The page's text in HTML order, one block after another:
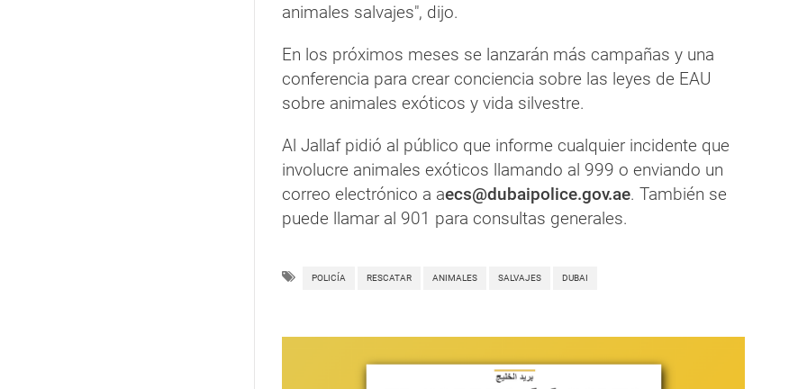
animales salvajes", dijo.
En los próximos meses se lanzarán más campañas y una
conferencia para crear conciencia sobre las leyes de EAU
sobre animales exóticos y vida silvestre.
Al Jallaf pidió al público que informe cualquier incidente que
involucre animales exóticos llamando al 999 o enviando un
correo electrónico a aecs@dubaipolice.gov.ae. También se
puede llamar al 901 para consultas generales.
POLICÍA RESCATAR ANIMALES SALVAJES DUBAI